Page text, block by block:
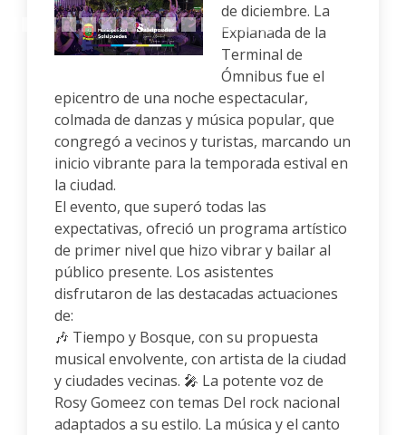
de diciembre. La
Explanada de la
Terminal de
Ómnibus fue el
epicentro de una noche espectacular,
colmada de danzas y música popular, que
congregó a vecinos y turistas, marcando un
inicio vibrante para la temporada estival en
la ciudad.
El evento, que superó todas las
expectativas, ofreció un programa artístico
de primer nivel que hizo vibrar y bailar al
público presente. Los asistentes
disfrutaron de las destacadas actuaciones
de:
🎶 Tiempo y Bosque, con su propuesta
musical envolvente, con artista de la ciudad
y ciudades vecinas. 🎤 La potente voz de
Rosy Gomeez con temas Del rock nacional
adaptados a su estilo. La música y el canto